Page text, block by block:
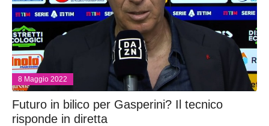
8 Maggio 2022
Futuro in bilico per Gasperini? Il tecnico
risponde in diretta